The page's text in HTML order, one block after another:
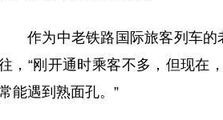
作为中老铁路国际旅客列车
，“刚开通时乘客不多，但现在
能遇到熟面孔。”